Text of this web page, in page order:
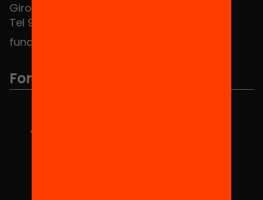
Girona 34, interior 08010 Barcelona
Tel 934 588 700
fundacio@equitat.org
Formamos parte de...